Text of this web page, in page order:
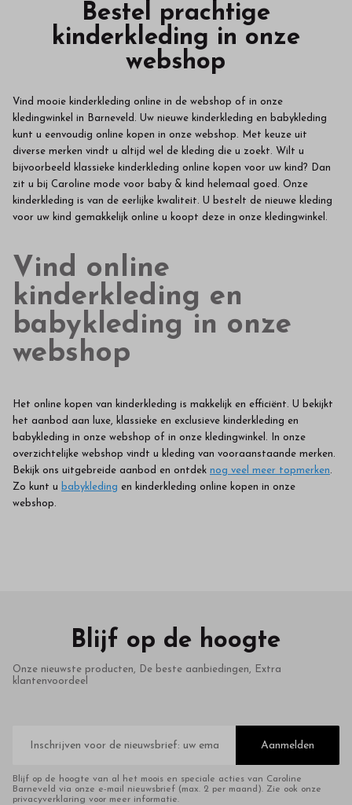
Bestel prachtige
kinderkleding in onze
webshop
Vind mooie kinderkleding online in de webshop of in onze
kledingwinkel in Barneveld. Uw nieuwe kinderkleding en babykleding
kunt u eenvoudig online kopen in onze webshop. Met keuze uit
diverse merken vindt u altijd wel de kleding die u zoekt. Wilt u
bijvoorbeeld klassieke kinderkleding online kopen voor uw kind? Dan
zit u bij Caroline mode voor baby & kind helemaal goed. Onze
kinderkleding is van de eerlijke kwaliteit. U bestelt de nieuwe kleding
voor uw kind gemakkelijk online u koopt deze in onze kledingwinkel.
Vind online
kinderkleding en
babykleding in onze
webshop
Het online kopen van kinderkleding is makkelijk en efficiënt. U bekijkt
het aanbod aan luxe, klassieke en exclusieve kinderkleding en
babykleding in onze webshop of in onze kledingwinkel. In onze
overzichtelijke webshop vindt u kleding van vooraanstaande merken.
Bekijk ons uitgebreide aanbod en ontdek nog veel meer topmerken.
Zo kunt u babykleding en kinderkleding online kopen in onze
webshop.
Blijf op de hoogte
Onze nieuwste producten, De beste aanbiedingen, Extra
klantenvoordeel
mailadres
Aanmelden
Blijf op de hoogte van al het moois en speciale acties van Caroline
Barneveld via onze e-mail nieuwsbrief (max. 2 per maand). Zie ook onze
privacyverklaring voor meer informatie.